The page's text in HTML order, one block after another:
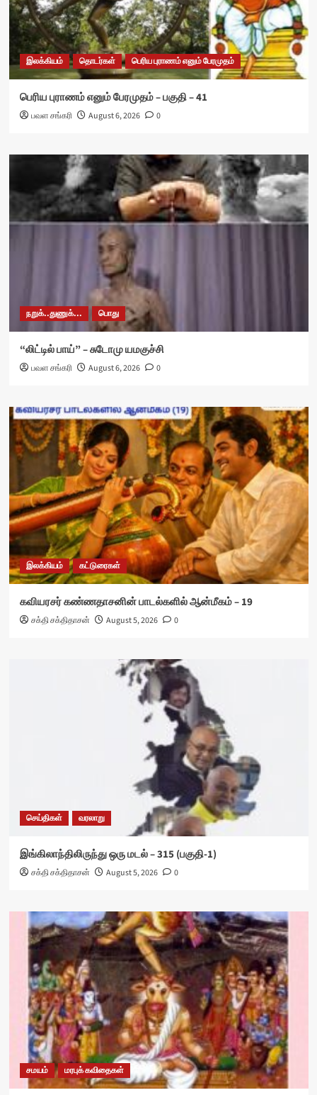
இலக்கியம் தொடர்கள் பெரிய புராணம் எனும் பேரமுதம்
பெரிய புராணம் எனும் பேரமுதம் – பகுதி – 41
பவள சங்கரி August 6, 2026 0
நறுக்..துணுக்... பொது
“லிட்டில் பாய்” – சுடோமு யமகுச்சி
பவள சங்கரி August 6, 2026 0
இலக்கியம் கட்டுரைகள்
கவியரசர் கண்ணதாசனின் பாடல்களில் ஆன்மீகம் – 19
சக்தி சக்திதாசன் August 5, 2026 0
செய்திகள் வரலாறு
இங்கிலாந்திலிருந்து ஒரு மடல் – 315 (பகுதி-1)
சக்தி சக்திதாசன் August 5, 2026 0
சமயம் மரபுக் கவிதைகள்